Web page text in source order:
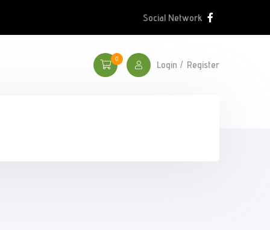
Social Network
0
Login Register